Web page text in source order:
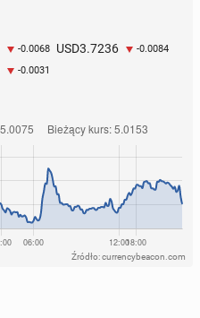
-0.0068 USD3.7236 -0.0084
-0.0031
Źródło: currencybeacon.com